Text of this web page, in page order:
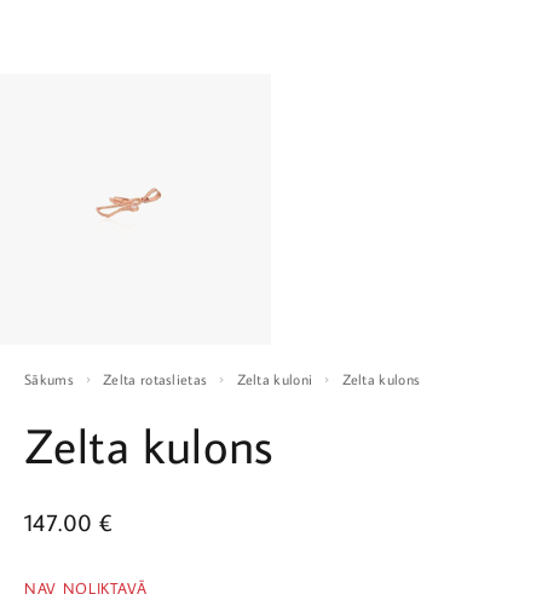
Sākums Zelta rotaslietas Zelta kuloni Zelta kulons
Zelta kulons
147.00 €
NAV NOLIKTAVĀ